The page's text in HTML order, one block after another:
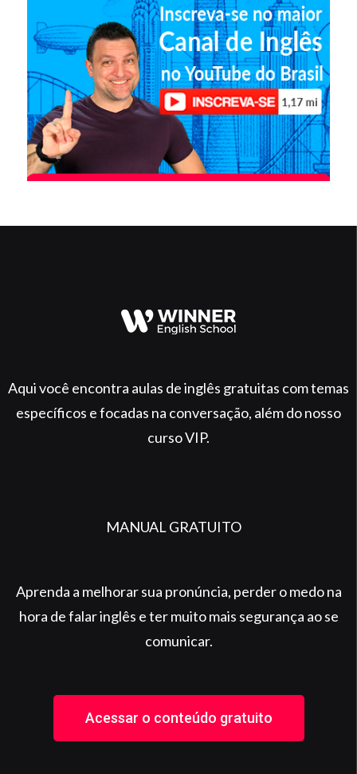
Aqui você encontra aulas de inglês gratuitas com temas
específicos e focadas na conversação, além do nosso
curso VIP.
MANUAL GRATUITO
Aprenda a melhorar sua pronúncia, perder o medo na
hora de falar inglês e ter muito mais segurança ao se
comunicar.
Acessar o conteúdo gratuito